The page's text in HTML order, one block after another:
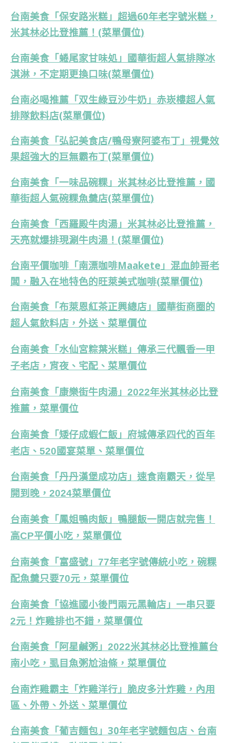
台南美食「保安路米糕」超過60年老字號米糕，
米其林必比登推薦！(菜單價位)
台南美食「蜷尾家甘味処」國華街超人氣排隊冰
淇淋，不定期更換口味(菜單價位)
台南必喝推薦「双生綠豆沙牛奶」赤崁樓超人氣
排隊飲料店(菜單價位)
台南美食「弘記美食店/鴨母寮阿婆布丁」視覺效
果超強大的巨無霸布丁(菜單價位)
台南美食「一味品碗粿」米其林必比登推薦，國
華街超人氣碗粿魚羹店(菜單價位)
台南美食「西羅殿牛肉湯」米其林必比登推薦，
天亮就爆排現涮牛肉湯！(菜單價位)
台南平價咖啡「南漂咖啡Maakete」混血帥哥老
闆，融入在地特色的旺萊美式咖啡(菜單價位)
台南美食「布萊恩紅茶正興總店」國華街商圈的
超人氣飲料店，外送、菜單價位
台南美食「水仙宮粽葉米糕」傳承三代飄香一甲
子老店，宵夜、宅配、菜單價位
台南美食「康樂街牛肉湯」2022年米其林必比登
推薦，菜單價位
台南美食「矮仔成蝦仁飯」府城傳承四代的百年
老店、520國宴菜單、菜單價位
台南美食「丹丹漢堡成功店」速食南霸天，從早
開到晚，2024菜單價位
台南美食「鳳姐鴨肉飯」鴨腿飯一開店就完售！
高CP平價小吃，菜單價位
台南美食「富盛號」77年老字號傳統小吃，碗粿
配魚羹只要70元，菜單價位
台南美食「協進國小後門兩元黑輪店」一串只要
2元！炸雞排也不錯，菜單價位
台南美食「阿星鹹粥」2022米其林必比登推薦台
南小吃，虱目魚粥尬油條，菜單價位
台南炸雞霸主「炸雞洋行」脆皮多汁炸雞，內用
區、外帶、外送、菜單價位
台南美食「葡吉麵包」30年老字號麵包店、台南